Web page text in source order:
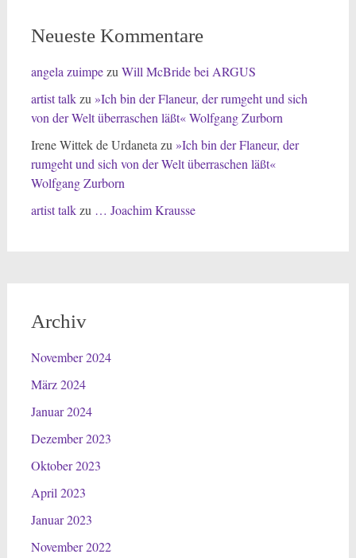
Neueste Kommentare
angela zuimpezuWill McBride bei ARGUS
artist talkzu »Ich bin der Flaneur, der rumgeht und sich
von der Welt überraschen läßt« Wolfgang Zurborn
Irene Wittek de Urdanetazu »Ich bin der Flaneur, der
rumgeht und sich von der Welt überraschen läßt«
Wolfgang Zurborn
artist talkzu … Joachim Krausse
Archiv
November 2024
März 2024
Januar 2024
Dezember 2023
Oktober 2023
April 2023
Januar 2023
November 2022